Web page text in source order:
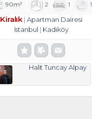
90m² 2 1 1
Kiralık Apartman Dairesi
İstanbul
Kadıköy
Halit Tuncay Alpay